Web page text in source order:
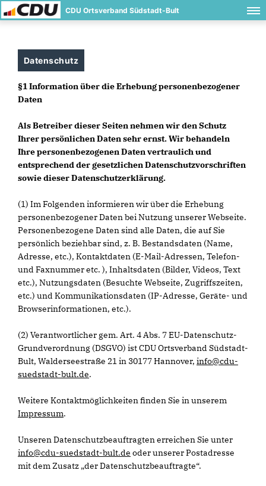
CDU Ortsverband Südstadt-Bult
Datenschutz
§1 Information über die Erhebung personenbezogener
Daten
Als Betreiber dieser Seiten nehmen wir den Schutz
Ihrer persönlichen Daten sehr ernst. Wir behandeln
Ihre personenbezogenen Daten vertraulich und
entsprechend der gesetzlichen Datenschutzvorschriften
sowie dieser Datenschutzerklärung.
(1) Im Folgenden informieren wir über die Erhebung
personenbezogener Daten bei Nutzung unserer Webseite.
Personenbezogene Daten sind alle Daten, die auf Sie
persönlich beziehbar sind, z. B. Bestandsdaten (Name,
Adresse, etc.), Kontaktdaten (E-Mail-Adressen, Telefon-
und Faxnummer etc. ), Inhaltsdaten (Bilder, Videos, Text
etc.), Nutzungsdaten (Besuchte Webseite, Zugriffszeiten,
etc.) und Kommunikationsdaten (IP-Adresse, Geräte- und
Browserinformationen, etc.).
(2) Verantwortlicher gem. Art. 4 Abs. 7 EU-Datenschutz-
Grundverordnung (DSGVO) ist CDU Ortsverband Südstadt-
Bult, Walderseestraße 21 in 30177 Hannover, info@cdu-
suedstadt-bult.de.
Weitere Kontaktmöglichkeiten finden Sie in unserem
Impressum.
Unseren Datenschutzbeauftragten erreichen Sie unter
info@cdu-suedstadt-bult.de oder unserer Postadresse
mit dem Zusatz „der Datenschutzbeauftragte“.